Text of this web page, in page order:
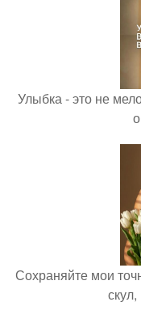
Улыбка - это не
Сохраняйте мои